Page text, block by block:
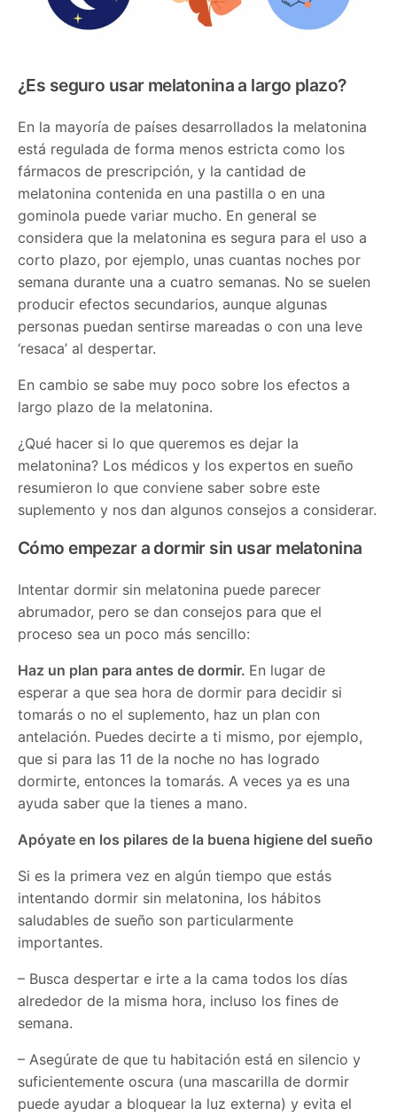
¿Es seguro usar melatonina a largo plazo?
En la mayoría de países desarrollados la melatonina
está regulada de forma menos estricta como los
fármacos de prescripción, y la cantidad de
melatonina contenida en una pastilla o en una
gominola puede variar mucho. En general se
considera que la melatonina es segura para el uso a
corto plazo, por ejemplo, unas cuantas noches por
semana durante una a cuatro semanas. No se suelen
producir efectos secundarios, aunque algunas
personas puedan sentirse mareadas o con una leve
‘resaca’ al despertar.
En cambio se sabe muy poco sobre los efectos a
largo plazo de la melatonina.
¿Qué hacer si lo que queremos es dejar la
melatonina? Los médicos y los expertos en sueño
resumieron lo que conviene saber sobre este
suplemento y nos dan algunos consejos a considerar.
Cómo empezar a dormir sin usar melatonina
Intentar dormir sin melatonina puede parecer
abrumador, pero se dan consejos para que el
proceso sea un poco más sencillo:
Haz un plan para antes de dormir. En lugar de
esperar a que sea hora de dormir para decidir si
tomarás o no el suplemento, haz un plan con
antelación. Puedes decirte a ti mismo, por ejemplo,
que si para las 11 de la noche no has logrado
dormirte, entonces la tomarás. A veces ya es una
ayuda saber que la tienes a mano.
Apóyate en los pilares de la buena higiene del sueño
Si es la primera vez en algún tiempo que estás
intentando dormir sin melatonina, los hábitos
saludables de sueño son particularmente
importantes.
– Busca despertar e irte a la cama todos los días
alrededor de la misma hora, incluso los fines de
semana.
– Asegúrate de que tu habitación está en silencio y
suficientemente oscura (una mascarilla de dormir
puede ayudar a bloquear la luz externa) y evita el